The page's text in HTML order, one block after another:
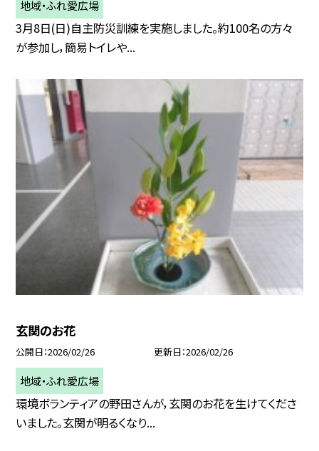
地域・ふれ愛広場
3月8日(日)自主防災訓練を実施しました。約100名の方々
が参加し，簡易トイレや...
玄関のお花
公開日 2026/02/26 更新日 2026/02/26
地域・ふれ愛広場
環境ボランティアの野田さんが，玄関のお花を生けてくださ
いました。玄関が明るくなり...